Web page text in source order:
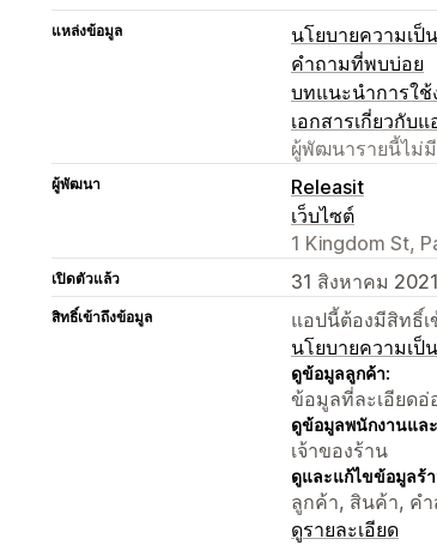
แหล่งข้อมูล
นโยบายความเป็
คำถามที่พบบ่อย
บทแนะนำการใช้
เอกสารเกี่ยวกับแ
ผู้พัฒนารายนี้ไม่มี
ผู้พัฒนา
Releasit
เว็บไซต์
1 Kingdom St,
เปิดตัวแล้ว 31 สิงหาคม 2021
สิทธิ์เข้าถึงข้อมูล
แอปนี้ต้องมีสิทธิ์
นโยบายความเป็
ดูข้อมูลลูกค้า:
ข้อมูลที่ละเอียด
ดูข้อมูลพนักงานแล
เจ้าของร้าน
ดูและแก้ไขข้อมูลร้
ลูกค้า, สินค้า, ค
ดูรายละเอียด